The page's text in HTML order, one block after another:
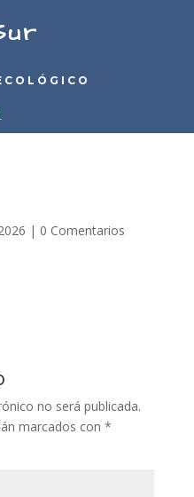
| 0 Comentarios
no será publicada.
marcados con *